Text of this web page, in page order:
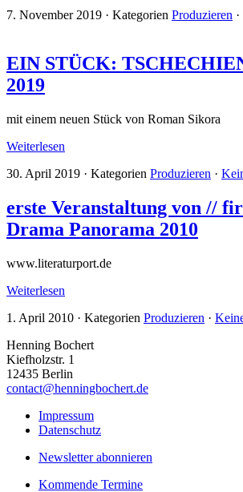
7. November 2019 · Kategorien Produzieren ·
EIN STÜCK:
2019
mit einem neuen Stück von Roman Sikora
Weiterlesen
30. April 2019 · Kategorien Produzieren ·
erste Veranstaltung von //
Drama Panorama 2010
www.literaturport.de
Weiterlesen
1. April 2010 · Kategorien Produzieren ·
Henning Bochert
Kiefholzstr. 1
12435 Berlin
contact@henningbochert.de
Impressum
Datenschutz
Newsletter abonnieren
Kommende Termine